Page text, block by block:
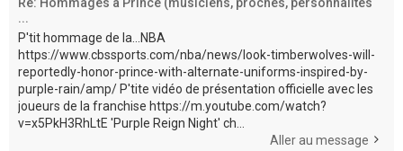
...
P'tit hommage de la...NBA
https://www.cbssports.com/nba/news/look-timberwolves-will-
reportedly-honor-prince-with-alternate-uniforms-inspired-by-
purple-rain/amp/ P'tite vidéo de présentation officielle avec les
joueurs de la franchise https://m.youtube.com/watch?
v=x5PkH3RhLtE 'Purple Reign Night' ch...
Aller au message